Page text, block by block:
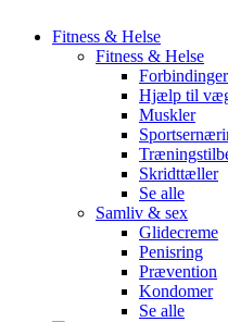
Fitness & Helse
Fitness & Helse
Hjælp til
Muskler
Skridttæller
Se alle
Samliv & sex
Glidecreme
Penisring
Prævention
Kondomer
Se alle